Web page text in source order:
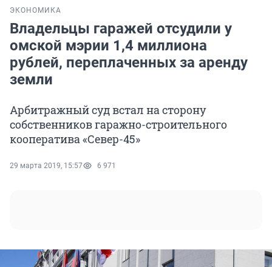
ЭКОНОМИКА
Владельцы гаражей отсудили у
омской мэрии 1,4 миллиона
рублей, переплаченных за аренду
земли
Арбитражный суд встал на сторону
собственников гаражно-строительного
кооператива «Север-45»
29 марта 2019, 15:57 6 971